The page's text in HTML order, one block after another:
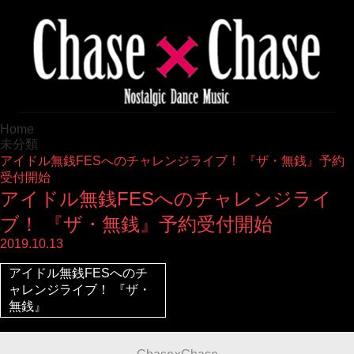
Home
未分類
アイドル無銭FESへのチャレンジライブ！ 『ザ・無銭』予約
受付開始
アイドル無銭FESへのチャレンジライ
ブ！ 『ザ・無銭』予約受付開始
2019.10.13
アイドル無銭FESへのチ
ャレンジライブ！ 『ザ・
無銭』